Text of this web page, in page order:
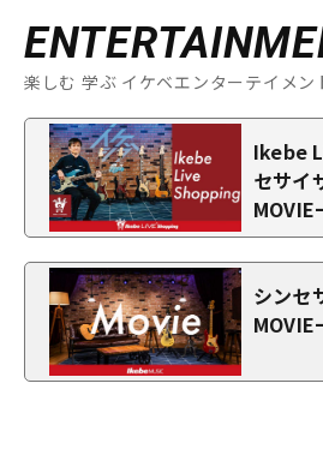
楽しむ 学ぶ イケベエンターテイメン
Ikebe
セサイ
MOVIE
シンセ
MOVIE